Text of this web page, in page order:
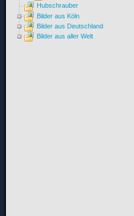
Hubschrauber
Bilder aus Köln
Bilder aus Deutschland
Bilder aus aller Welt